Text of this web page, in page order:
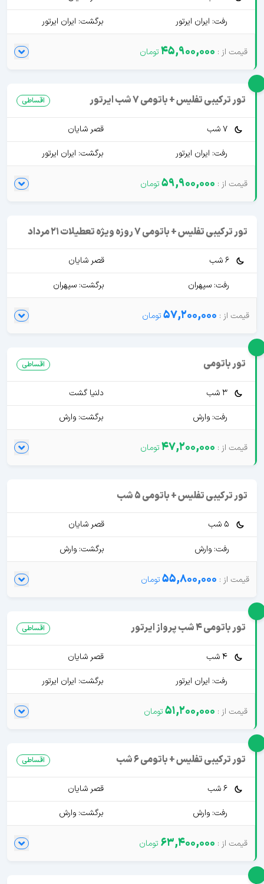
رفت: ایران ایرتور
برگشت: ایران ایرتور
45,900,000
تور ترکیبی تفلیس + باتومی 7 شب ایرتور اقساطی
7 شب
قصر شایان
رفت: ایران ایرتور
برگشت: ایران ایرتور
59,900,000
تور ترکیبی تفلیس + باتومی 7 روزه ویژه تعطیلات 21 مرداد
6 شب
قصر شایان
رفت: سپهران
برگشت: سپهران
57,200,000
تور باتومی اقساطی
3 شب
دلنیا گشت
رفت: وارش
برگشت: وارش
47,200,000
تور ترکیبی تفلیس + باتومی 5 شب
5 شب
قصر شایان
رفت: وارش
برگشت: وارش
55,800,000
تور باتومی 4 شب پرواز ایرتور اقساطی
4 شب
قصر شایان
رفت: ایران ایرتور
برگشت: ایران ایرتور
51,200,000
تور ترکیبی تفلیس + باتومی 6 شب اقساطی
6 شب
قصر شایان
رفت: وارش
برگشت: وارش
63,400,000